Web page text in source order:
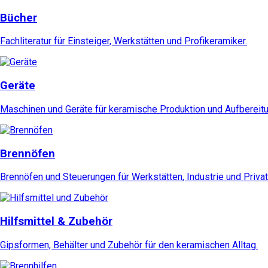
Bücher
Fachliteratur für Einsteiger, Werkstätten und Profikeramiker.
Geräte
Maschinen und Geräte für keramische Produktion und
Brennöfen
Brennöfen und Steuerungen für Werkstätten, Industrie und
Hilfsmittel & Zubehör
Gipsformen, Behälter und Zubehör für den keramischen Alltag.